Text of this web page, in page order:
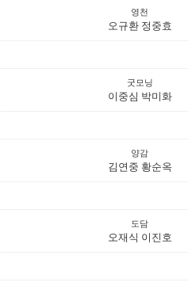
영천
오규환 정중효
굿모닝
이중심 박미화
양감
김연중 황순옥
도담
오재식 이진호